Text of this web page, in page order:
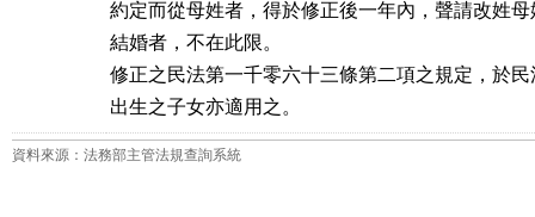
約定而從母姓者，得於修正後一年內，聲請改姓
結婚者，不在此限。
修正之民法第一千零六十三條第二項之規定，於
出生之子女亦適用之。
資料來源：法務部主管法規查詢系統